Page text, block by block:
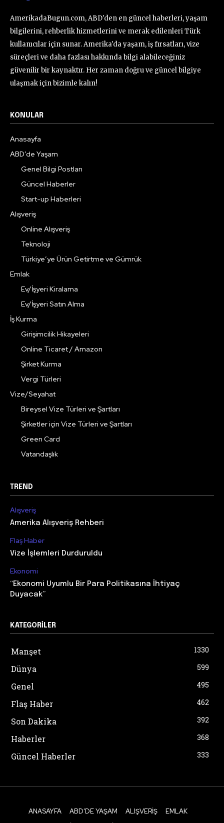
AmerikadaBugun.com, ABD'den en güncel haberleri, yaşam
bilgilerini, rehberlik hizmetlerini ve merak edilenleri Türk
kullanıcılar için sunar. Amerika'da yaşam, iş fırsatları, vize
süreçleri ve daha fazlası hakkında bilgi alabileceğiniz
güvenilir bir kaynaktır. Her zaman doğru ve güncel bilgiye
ulaşmak için bizimle kalın!
KONULAR
Anasayfa
ABD’de Yaşam
Genel Bilgi Postları
Güncel Haberler
Start-up Haberleri
Alışveriş
Online Alışveriş
Teknoloji
Türkiye’ye Ürün Getirtme ve Gümrük
Emlak
Ev/İşyeri Kiralama
Ev/İşyeri Satın Alma
İş Kurma
Girişimcilik Hikayeleri
Online Ticaret / Amazon
Şirket Kurma
Vergi Türleri
Vize/Seyahat
Bireysel Vize Türleri ve Şartları
Şirketler için Vize Türleri ve Şartları
Green Card
Vatandaşlık
TREND
Alışveriş
Amerika Alışveriş Rehberi
Flaş Haber
Vize İşlemleri Durduruldu
Ekonomi
“Ekonomi Uyumlu Bir Para Politikasına İhtiyaç
Duyacak”
KATEGORILER
Manşet 1330
Dünya 599
Genel 495
Flaş Haber 462
Son Dakika 392
Haberler 368
Güncel Haberler 333
ANASAYFA ABD’DE YAŞAM ALIŞVERIŞ
EMLAK